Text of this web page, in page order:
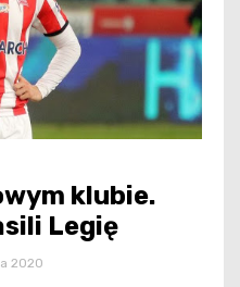
klubie.
Legię
2020